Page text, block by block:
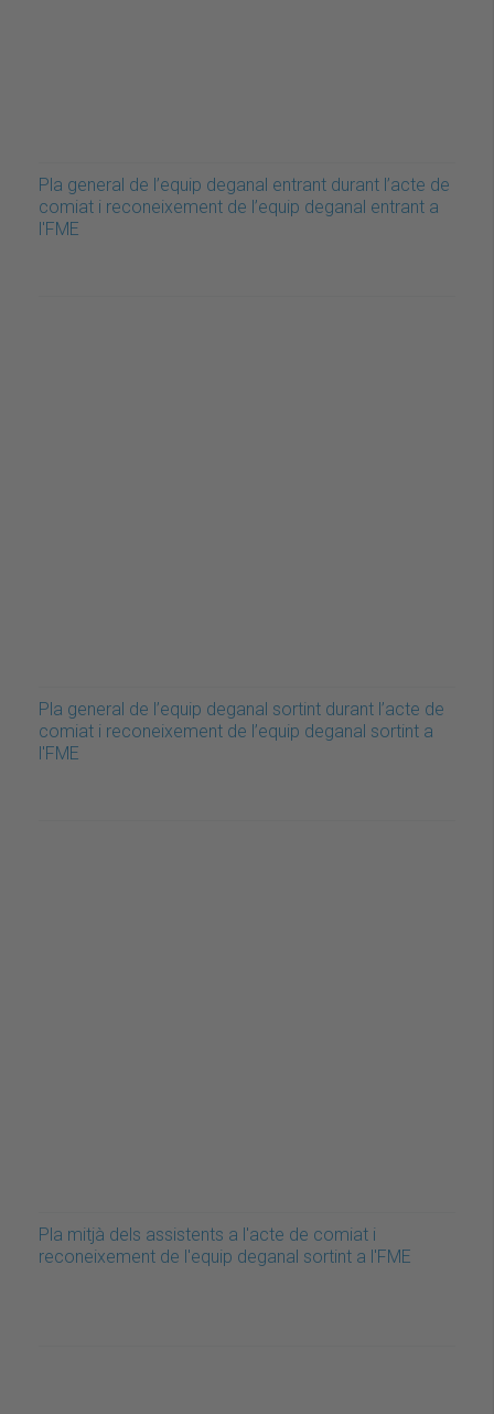
Pla general de l’equip deganal entrant durant l’acte de
comiat i reconeixement de l’equip deganal entrant a
l'FME
Pla general de l’equip deganal sortint durant l’acte de
comiat i reconeixement de l’equip deganal sortint a
l'FME
Pla mitjà dels assistents a l'acte de comiat i
reconeixement de l'equip deganal sortint a l'FME